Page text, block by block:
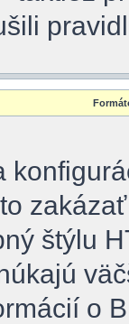
štýlu
o